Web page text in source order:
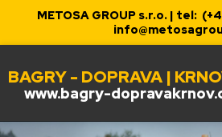
METOSA GROUP s.r.o. | tel:
BAGRY - DOPRAVA |
www.bagry-